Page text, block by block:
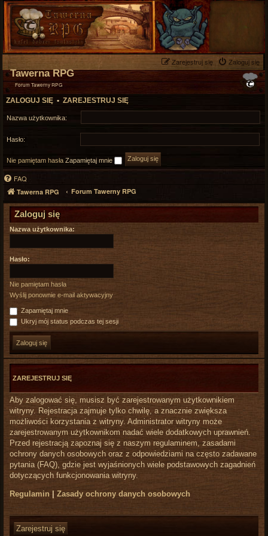
Zaloguj się
Zarejestruj się
Tawerna RPG
Forum Tawerny RPG
ZALOGUJ SIĘ • ZAREJESTRUJ SIĘ
Nazwa użytkownika:
Hasło:
Nie pamiętam hasła Zapamiętaj mnie
FAQ
Tawerna RPG Forum Tawerny RPG
Zaloguj się
Nazwa użytkownika:
Hasło:
Nie pamiętam hasła
Wyślij ponownie e-mail aktywacyjny
Zapamiętaj mnie
Ukryj mój status podczas tej sesji
ZAREJESTRUJ SIĘ
Aby zalogować się, musisz być zarejestrowanym użytkownikiem
witryny. Rejestracja zajmuje tylko chwilę, a znacznie zwiększa
możliwości korzystania z witryny. Administrator witryny może
zarejestrowanym użytkownikom nadać wiele dodatkowych uprawnień.
Przed rejestracją zapoznaj się z naszym regulaminem, zasadami
ochrony danych osobowych oraz z odpowiedziami na często zadawane
pytania (FAQ), gdzie jest wyjaśnionych wiele podstawowych zagadnień
dotyczących funkcjonowania witryny.
Regulamin Zasady ochrony danych osobowych
Zarejestruj się